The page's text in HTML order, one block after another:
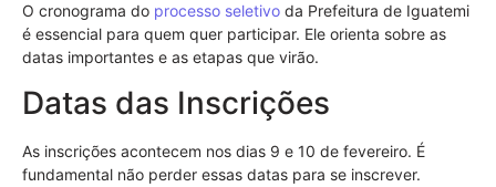
O cronograma do processo seletivo da Prefeitura de Iguatemi
é essencial para quem quer participar. Ele orienta sobre as
datas importantes e as etapas que virão.
Datas das Inscrições
As inscrições acontecem nos dias 9 e 10 de fevereiro. É
fundamental não perder essas datas para se inscrever.